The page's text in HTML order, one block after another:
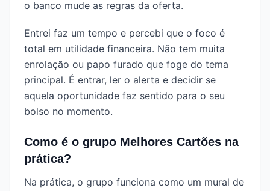
o banco mude as regras da oferta.
Entrei faz um tempo e percebi que o foco é
total em utilidade financeira. Não tem muita
enrolação ou papo furado que foge do tema
principal. É entrar, ler o alerta e decidir se
aquela oportunidade faz sentido para o seu
bolso no momento.
Como é o grupo Melhores Cartões na
prática?
Na prática, o grupo funciona como um mural de